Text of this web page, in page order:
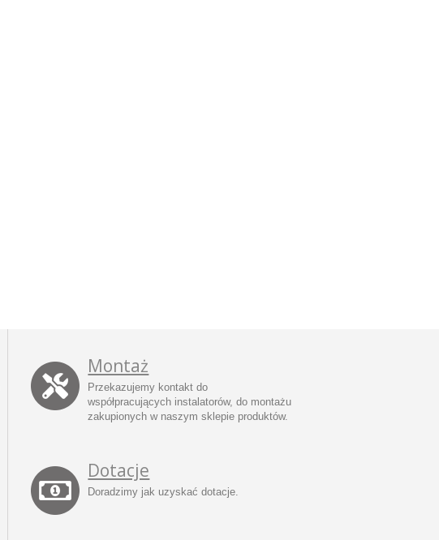
Montaż
Przekazujemy kontakt do
współpracujących instalatorów, do montażu
zakupionych w naszym sklepie produktów.
Dotacje
Doradzimy jak uzyskać dotacje.